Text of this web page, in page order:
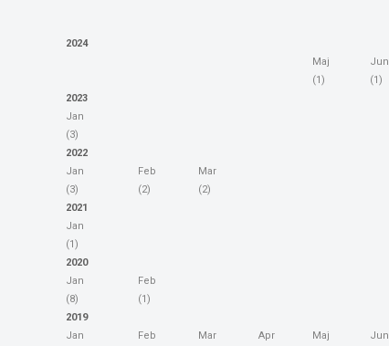
2024
Maj
(1)
Jun
(1)
2023
Jan
(3)
2022
Jan
(3)
Feb
(2)
Mar
(2)
2021
Jan
(1)
2020
Jan
(8)
Feb
(1)
2019
Jan
Feb
Mar
Apr
Maj
Jun